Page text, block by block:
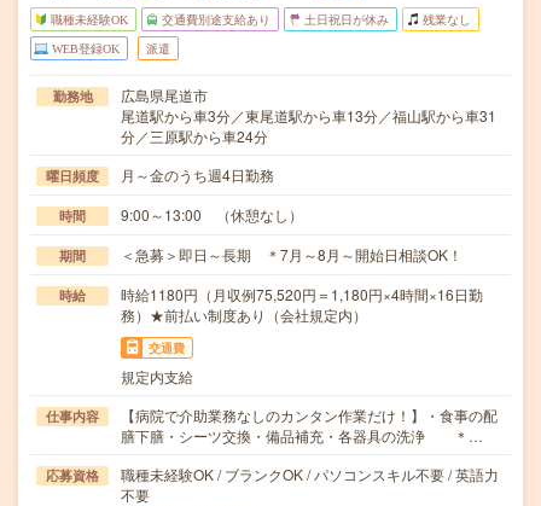
職種未経験OK 交通費別途支給あり 土日祝日が休み 残業なし
WEB登録OK 派遣
勤務地
広島県尾道市
尾道駅から車3分／東尾道駅から車13分／福山駅から車31
分／三原駅から車24分
曜日頻度 月～金のうち週4日勤務
時間 9:00～13:00 （休憩なし）
期間 ＜急募＞即日～長期 ＊7月～8月～開始日相談OK！
時給
時給1180円（月収例75,520円＝1,180円×4時間×16日勤
務）★前払い制度あり（会社規定内）
交通費
規定内支給
仕事内容
【病院で介助業務なしのカンタン作業だけ！】・食事の配
膳下膳・シーツ交換・備品補充・各器具の洗浄 ＊…
応募資格
職種未経験OK / ブランクOK / パソコンスキル不要 / 英語力
不要